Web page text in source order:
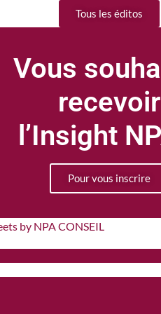
Tous les éditos
Vous
recevoir
l’Insight
Pour vous inscrire
by NPA CONSEIL